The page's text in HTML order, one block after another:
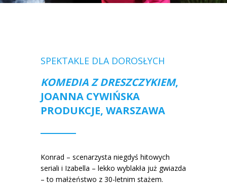
SPEKTAKLE DLA DOROSŁYCH
KOMEDIA Z DRESZCZYKIEM,
JOANNA CYWIŃSKA
PRODUKCJE, WARSZAWA
Konrad – scenarzysta niegdyś hitowych
seriali i Izabella – lekko wyblakła już gwiazda
– to małżeństwo z 30-letnim stażem.